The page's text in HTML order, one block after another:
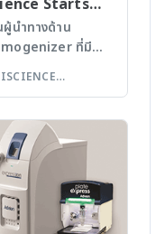
products-
32
จในคุณภาพ ด้วยการรับ
กันสินค้านาน 2 ปี พร้อม
ารหลังการขายที่ใส่ใจ
ให้ลูกค้าใช้งานได้อย่าง
องและไร้กังวล เพราะเรา
นสร้างมาตรฐานใหม่ของ
ภาพ ความปลอดภัย และ
ามน่าเชื่อถือ ให้กับทุกห้อง
บัติการที่ไว้วางใจเรา ดู
ยละเอียดสินค้าเพิ่มเติมได้ที่
กขั้นตอนการผลิต เพื่อให้
นค้าที่มีคุณภาพสูง ผลิต
มมาตรฐานสากล SEFA8,
. (TIS) และผู้ผลิตได้รับ
การันตีด้วยมาตรฐาน
มรางวัลมากมาย อาทิ
9001, ISO 14001,
45001 พร้อมปรับแต่ง
พาะตามความต้องการของ
เรามั่นใจในคุณภาพ
การรับประกันสินค้านาน
Starts
ผู้นำทางด้าน
ที่มี
าพสูงจาก USA มา
กว่า 60 ปี โดย
Soil,
Tissues,
Hair, Bone,
ได้ละเอียดภายใน
ลาไม่เกินหนึ่งนาที ขึ้น
รุ่นของเครื่องบด ซึ่งมี
ISCIENCE
TECHNOLOGY CO
LTD